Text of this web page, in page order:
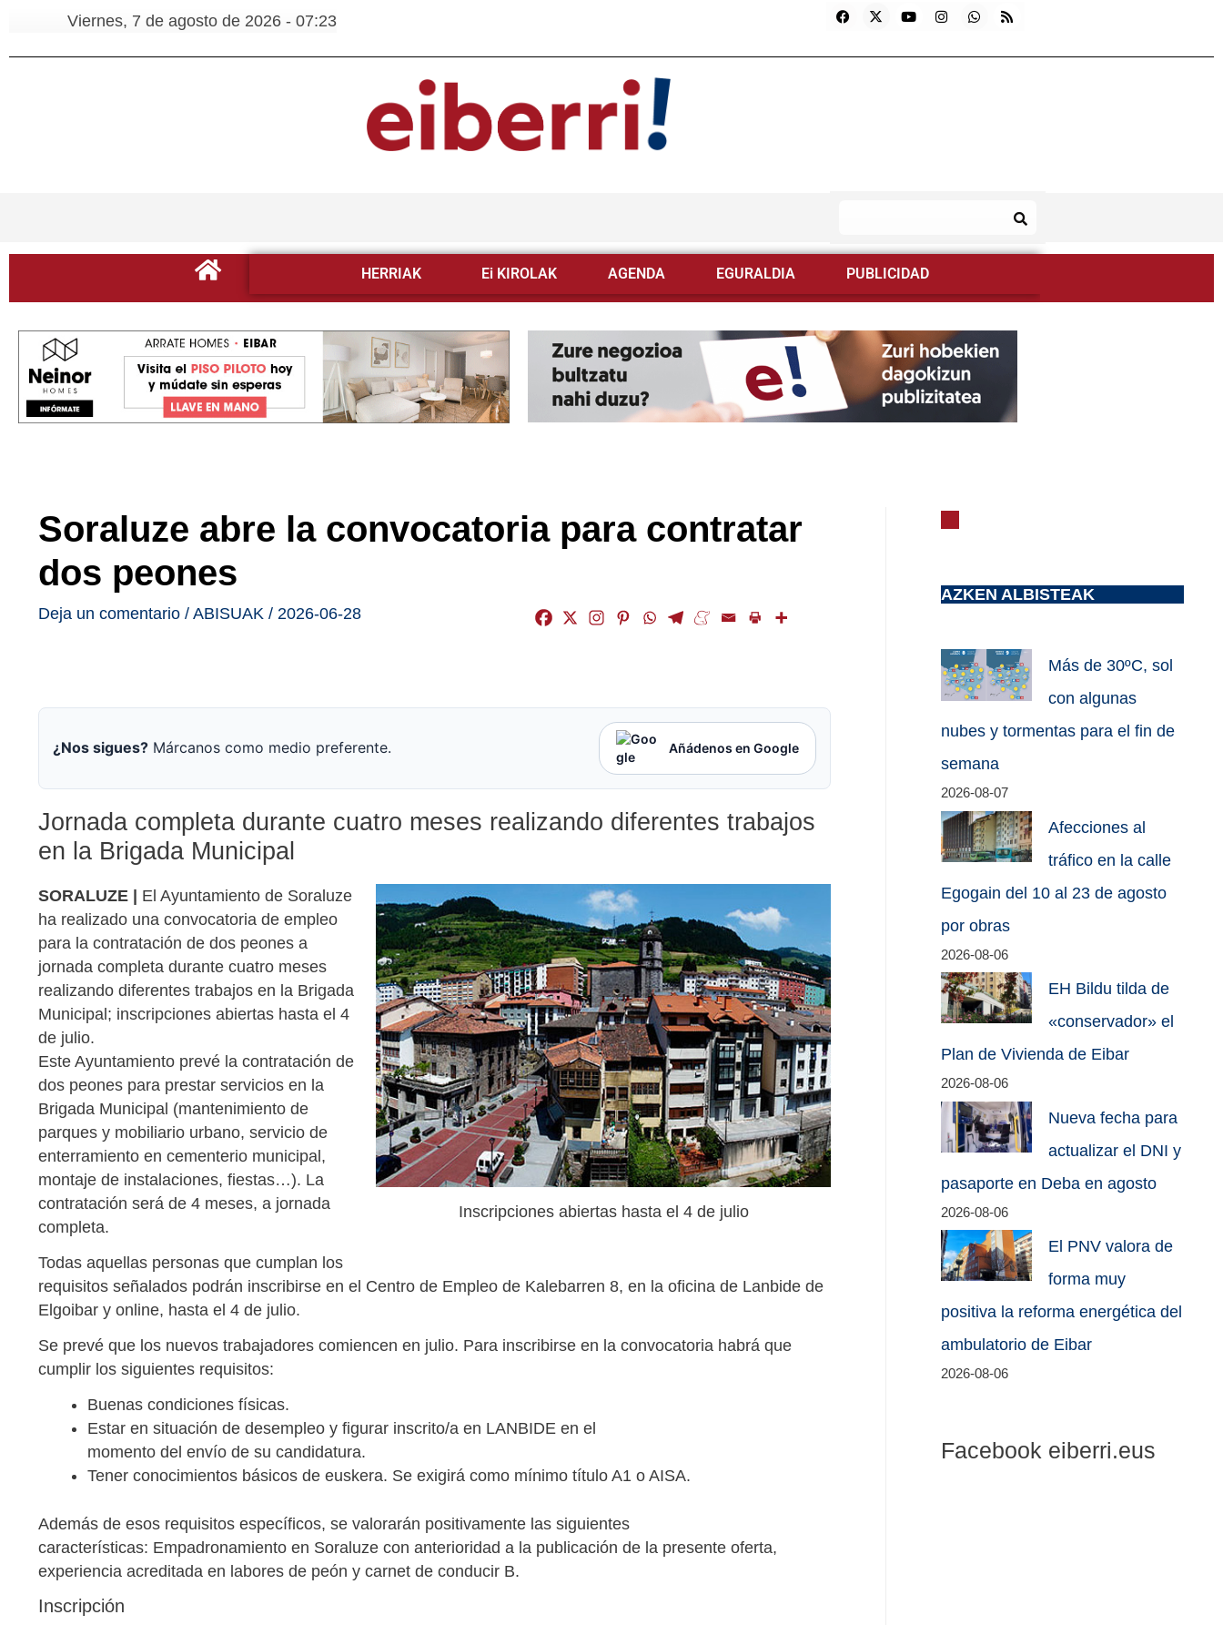
Viernes, 7 de agosto de 2026 - 07:23
HERRIAK Ei KIROLAK AGENDA EGURALDIA PUBLICIDAD
Soraluze abre la convocatoria para contratar
dos peones
Deja un comentario / ABISUAK / 2026-06-28
¿Nos sigues? Márcanos como medio preferente. Añádenos en Google
Jornada completa durante cuatro meses realizando diferentes trabajos
en la Brigada Municipal
Inscripciones abiertas hasta el 4 de julio
SORALUZE | El Ayuntamiento de Soraluze
ha realizado una convocatoria de empleo
para la contratación de dos peones a
jornada completa durante cuatro meses
realizando diferentes trabajos en la Brigada
Municipal; inscripciones abiertas hasta el 4
de julio.
Este Ayuntamiento prevé la contratación de
dos peones para prestar servicios en la
Brigada Municipal (mantenimiento de
parques y mobiliario urbano, servicio de
enterramiento en cementerio municipal,
montaje de instalaciones, fiestas…). La
contratación será de 4 meses, a jornada
completa.
Todas aquellas personas que cumplan los
requisitos señalados podrán inscribirse en el Centro de Empleo de Kalebarren 8, en la oficina de Lanbide de
Elgoibar y online, hasta el 4 de julio.
Se prevé que los nuevos trabajadores comiencen en julio. Para inscribirse en la convocatoria habrá que
cumplir los siguientes requisitos:
Buenas condiciones físicas.
Estar en situación de desempleo y figurar inscrito/a en LANBIDE en el
momento del envío de su candidatura.
Tener conocimientos básicos de euskera. Se exigirá como mínimo título A1 o AISA.
Además de esos requisitos específicos, se valorarán positivamente las siguientes
características: Empadronamiento en Soraluze con anterioridad a la publicación de la presente oferta,
experiencia acreditada en labores de peón y carnet de conducir B.
Inscripción
AZKEN ALBISTEAK
Más de 30ºC, sol
con algunas
nubes y tormentas para el fin de
semana
2026-08-07
Afecciones al
tráfico en la calle
Egogain del 10 al 23 de agosto
por obras
2026-08-06
EH Bildu tilda de
«conservador» el
Plan de Vivienda de Eibar
2026-08-06
Nueva fecha para
actualizar el DNI y
pasaporte en Deba en agosto
2026-08-06
El PNV valora de
forma muy
positiva la reforma energética del
ambulatorio de Eibar
2026-08-06
Facebook eiberri.eus